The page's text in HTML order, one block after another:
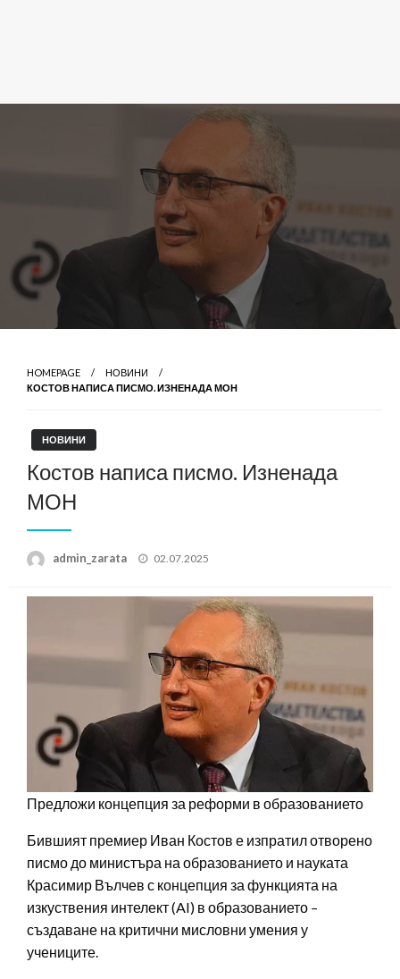
HOMEPAGE
НОВИНИ
КОСТОВ НАПИСА ПИСМО. ИЗНЕНАДА МОН
НОВИНИ
Костов написа писмо. Изненада
МОН
admin_zarata
Posted
02.07.2025
Предложи концепция за реформи в образованието
Бившият премиер Иван Костов е изпратил отворено
писмо до министъра на образованието и науката
Красимир Вълчев с концепция за функцията на
изкуствения интелект (AI) в образованието –
създаване на критични мисловни умения у
учениците.